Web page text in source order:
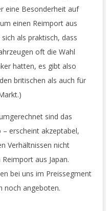
eine Besonderheit auf
einen Reimport aus
als praktisch, dass
oft die Wahl
hatten, es gibt also
britischen als auch für
sind das
erscheint akzeptabel,
Verhältnissen nicht
aus Japan.
bei uns im Preissegment
noch angeboten.